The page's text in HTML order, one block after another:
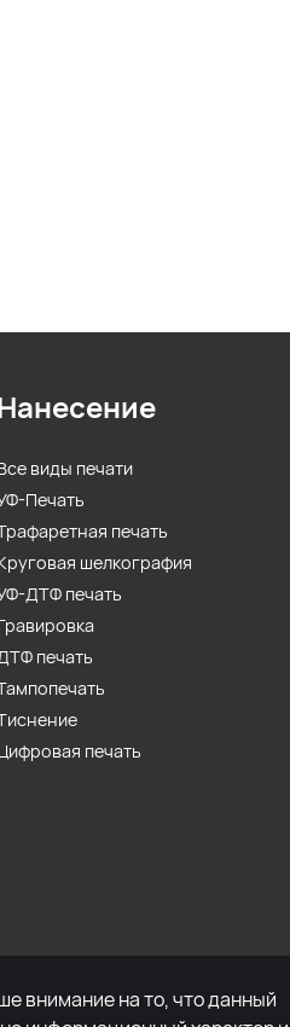
виды печати
Печать
печать
шелкография
ДТФ печать
печать
печать
внимание на то, что данный